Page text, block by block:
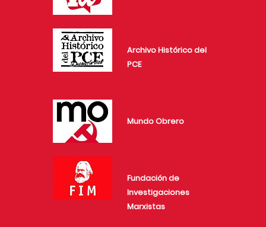
Archivo Histórico del
PCE
Mundo Obrero
Fundación de
Investigaciones
Marxistas